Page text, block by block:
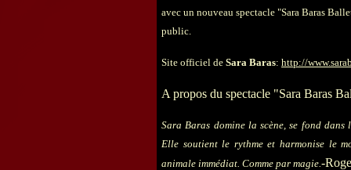
avec un nouveau spectacle "Sara Baras
public.
Site officiel de Sara Baras: http://
A propos du spectacle "Sara Baras
Sara Baras domine la scène, se fond
Elle soutient le rythme et harmonise le
animale immédiat. Comme par magie.-